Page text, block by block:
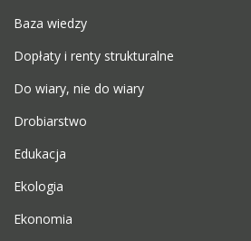
Baza wiedzy
Dopłaty i renty strukturalne
Do wiary, nie do wiary
Drobiarstwo
Edukacja
Ekologia
Ekonomia